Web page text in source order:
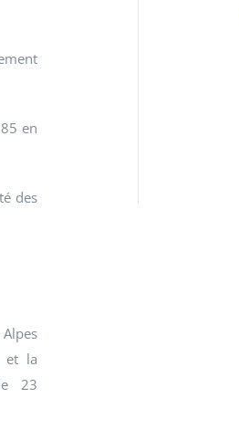
en
des
et la
23